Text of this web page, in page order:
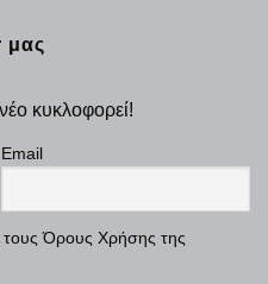
μας
κυκλοφορεί!
Email
Όρους Χρήσης της